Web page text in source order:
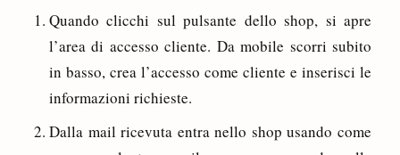
Quando clicchi sul pulsante dello shop, si apre
l’area di accesso cliente. Da mobile scorri subito
in basso, crea l’accesso come cliente e inserisci le
informazioni richieste.
Dalla mail ricevuta entra nello shop usando come